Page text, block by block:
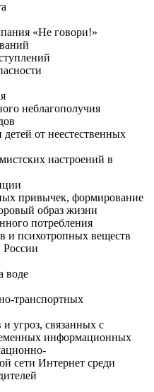
«Не говори!»
неблагополучия
от неестественных
настроений в
привычек, формирование
образ жизни
потребления
и психотропных веществ
воде
транспортных
угроз, связанных с
информационных
сети Интернет среди